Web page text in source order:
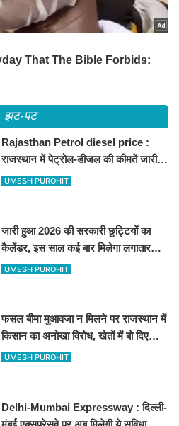
झट-पट
Rajasthan Petrol diesel price :
राजस्थान में पेट्रोल-डीजल की कीमतें जारी,
जानिए बीकानेर समेत पुरे प्रदेश में नए रेट
UMESH PUROHIT
जारी हुआ 2026 की सरकारी छुट्टियों का
कैलेंडर, इस साल कई बार मिलेगा लगातार
अवकाश, देखें
UMESH PUROHIT
फसल बीमा मुआवजा न मिलने पर राजस्थान में
किसान का अनोखा विरोध, खेतों में बो दिए
500-500 रुपए के नोट, वीडियो वायरल
UMESH PUROHIT
Delhi-Mumbai Expressway : दिल्ली-